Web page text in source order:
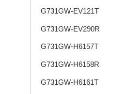
G731GW-EV121T
G731GW-EV290R
G731GW-H6157T
G731GW-H6158R
G731GW-H6161T